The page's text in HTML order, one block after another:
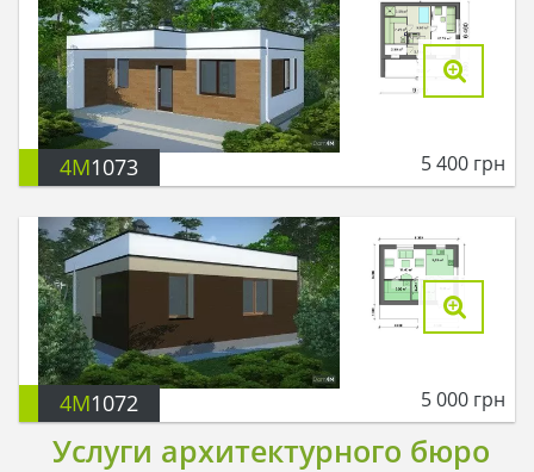
4M1073 5 400 грн
4M1072 5 000 грн
Услуги архитектурного бюро